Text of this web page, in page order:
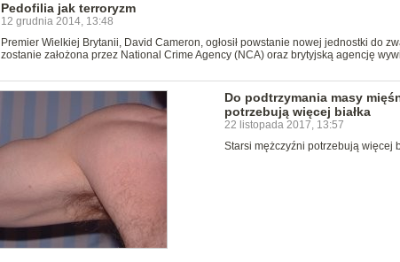
Pedofilia jak terroryzm
12 grudnia 2014, 13:48
Premier Wielkiej Brytanii, David Cameron, ogłosił powstanie nowej jednostki do
zostanie założona przez National Crime Agency (NCA) oraz brytyjską agencję
Do podtrzymania masy
potrzebują więcej białka
22 listopada 2017, 13:57
Starsi mężczyźni potrzebują więcej